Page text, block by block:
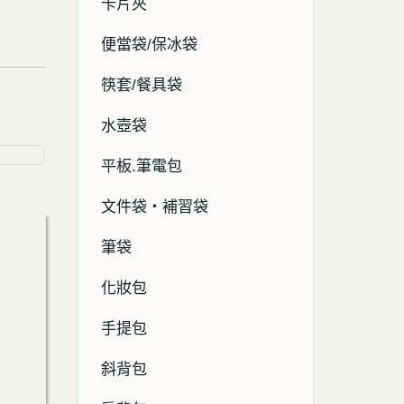
卡片夾
便當袋/保冰袋
筷套/餐具袋
水壺袋
平板.筆電包
文件袋・補習袋
筆袋
化妝包
手提包
斜背包